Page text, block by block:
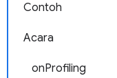
Contoh
Acara
onProfiling